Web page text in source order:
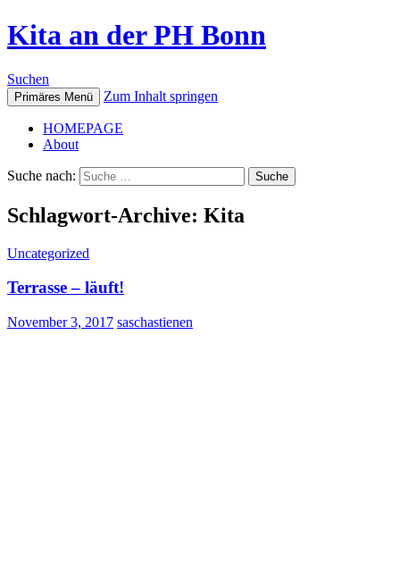
Kita an der PH Bonn
Suchen
Primäres Menü Zum Inhalt springen
HOMEPAGE
About
Suche nach:
Schlagwort-Archive: Kita
Uncategorized
Terrasse – läuft!
November 3, 2017 saschastienen